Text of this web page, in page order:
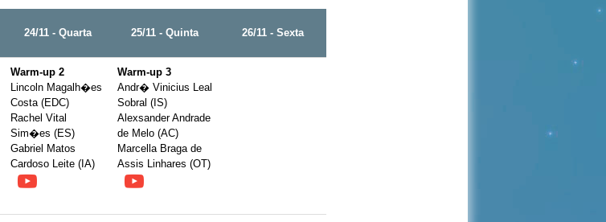
24/11 - Quarta 25/11 - Quinta 26/11 - Sexta
Warm-up 2
Lincoln Magalh�es
Costa (EDC)
Rachel Vital
Sim�es (ES)
Gabriel Matos
Cardoso Leite (IA)
Warm-up 3
Andr� Vinicius Leal
Sobral (IS)
Alexsander Andrade
de Melo (AC)
Marcella Braga de
Assis Linhares (OT)